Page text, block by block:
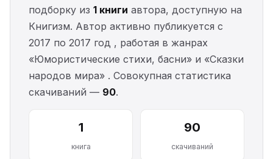
подборку из 1 книги автора, доступную на
Книгизм. Автор активно публикуется с
2017 по 2017 год , работая в жанрах
«Юмористические стихи, басни» и «Сказки
народов мира» . Совокупная статистика
скачиваний — 90.
1
книга
90
скачиваний